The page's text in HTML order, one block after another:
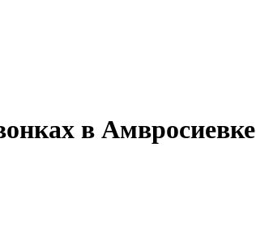
в Амвросиевке